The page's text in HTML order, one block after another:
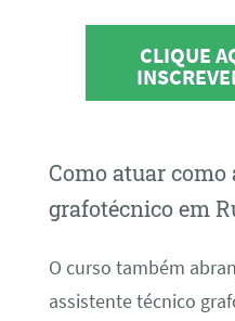
CLIQUE
Como atuar
grafotécnico em
O curso também
assistente técnico